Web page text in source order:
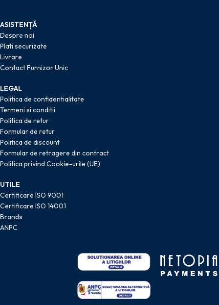
ASISTENȚĂ
Despre noi
Plati securizate
Livrare
Contact Furnizor Unic
LEGAL
Politica de confidentialitate
Termeni si conditii
Politica de retur
Formular de retur
Politica de discount
Formular de retragere din contract
Politica privind Cookie-urile (UE)
UTILE
Certificare ISO 9001
Certificare ISO 14001
Brands
ANPC